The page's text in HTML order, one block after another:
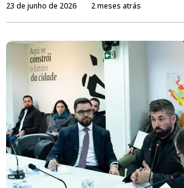
23 de junho de 2026 2 meses atrás